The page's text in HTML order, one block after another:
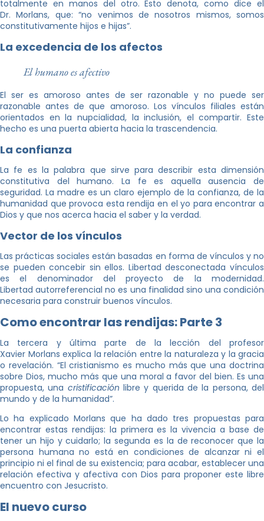
totalmente en manos del otro. Esto denota, como dice el
Dr. Morlans, que: “no venimos de nosotros mismos, somos
constitutivamente hijos e hijas”.
La excedencia de los afectos
El humano es afectivo
El ser es amoroso antes de ser razonable y no puede ser
razonable antes de que amoroso. Los vínculos filiales están
orientados en la nupcialidad, la inclusión, el compartir. Este
hecho es una puerta abierta hacia la trascendencia.
La confianza
La fe es la palabra que sirve para describir esta dimensión
constitutiva del humano. La fe es aquella ausencia de
seguridad. La madre es un claro ejemplo de la confianza, de la
humanidad que provoca esta rendija en el yo para encontrar a
Dios y que nos acerca hacia el saber y la verdad.
Vector de los vínculos
Las prácticas sociales están basadas en forma de vínculos y no
se pueden concebir sin ellos. Libertad desconectada vínculos
es el denominador del proyecto de la modernidad.
Libertad autorreferencial no es una finalidad sino una condición
necesaria para construir buenos vínculos.
Como encontrar las rendijas: Parte 3
La tercera y última parte de la lección del profesor
Xavier Morlans explica la relación entre la naturaleza y la gracia
o revelación. “El cristianismo es mucho más que una doctrina
sobre Dios, mucho más que una moral a favor del bien. Es una
propuesta, una cristificación libre y querida de la persona, del
mundo y de la humanidad”.
Lo ha explicado Morlans que ha dado tres propuestas para
encontrar estas rendijas: la primera es la vivencia a base de
tener un hijo y cuidarlo; la segunda es la de reconocer que la
persona humana no está en condiciones de alcanzar ni el
principio ni el final de su existencia; para acabar, establecer una
relación efectiva y afectiva con Dios para proponer este libre
encuentro con Jesucristo.
El nuevo curso